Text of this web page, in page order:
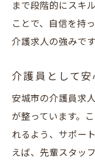
まで段階的にスキ
ことで、自信を持
介護求人の強みです
介護員として
安城市の介護員求
が整っています。
れるよう、サポー
えば、先輩スタッ